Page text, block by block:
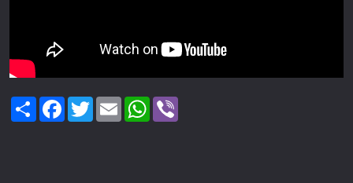
ShareFacebook
TwitterEmail WhatsApp